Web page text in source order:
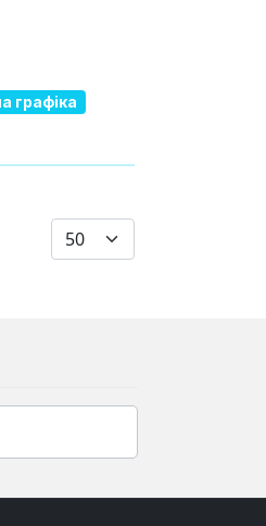
графіка
Показувати